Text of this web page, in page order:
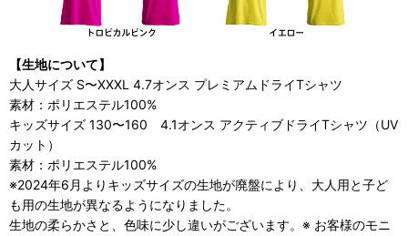
【生地について】
大人サイズ S〜XXXL 4.7オンス プレミアムドライTシャツ
素材：ポリエステル100%
キッズサイズ 130〜160 4.1オンス アクティブドライTシャツ（UV
カット）
素材：ポリエステル100%
※2024年6月よりキッズサイズの生地が廃盤により、大人用と子ど
も用の生地が異なるようになりました。
生地の柔らかさと、色味に少し違いがございます。※ お客様のモニ